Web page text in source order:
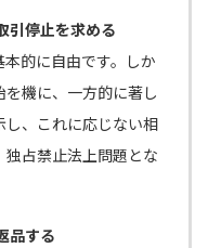
引停止を求める
的に自由です。しか
機に、一方的に著し
し、これに応じない相
占禁止法上問題とな
品する